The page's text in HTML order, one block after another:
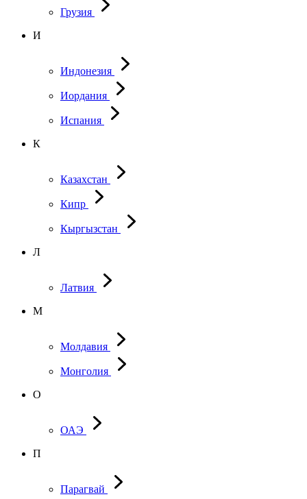
Грузия
И
Индонезия
Иордания
Испания
К
Казахстан
Кипр
Кыргызстан
Л
Латвия
М
Молдавия
Монголия
О
ОАЭ
П
Парагвай